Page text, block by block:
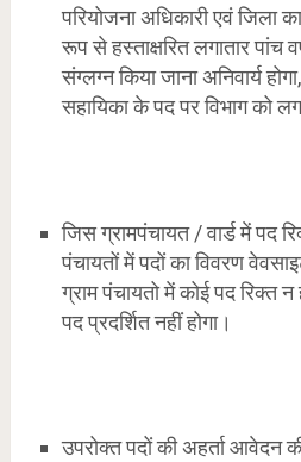
परियोजना अधिकारी एवं जिला
रूप से हस्ताक्षरित लगातार पांच
संग्लग्न किया जाना अनिवार्य
सहायिका के पद पर विभाग को
जिस ग्रामपंचायत / वार्ड में पद
पंचायतों में पदों का विवरण
ग्राम पंचायतो में कोई पद रिक्त
पद प्रदर्शित नहीं होगा।
उपरोक्त पदों की अहर्ता आवेदन